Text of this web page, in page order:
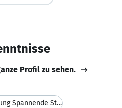
Profil zu sehen.
Karriereberatung Personalberatung Spannende Stelle